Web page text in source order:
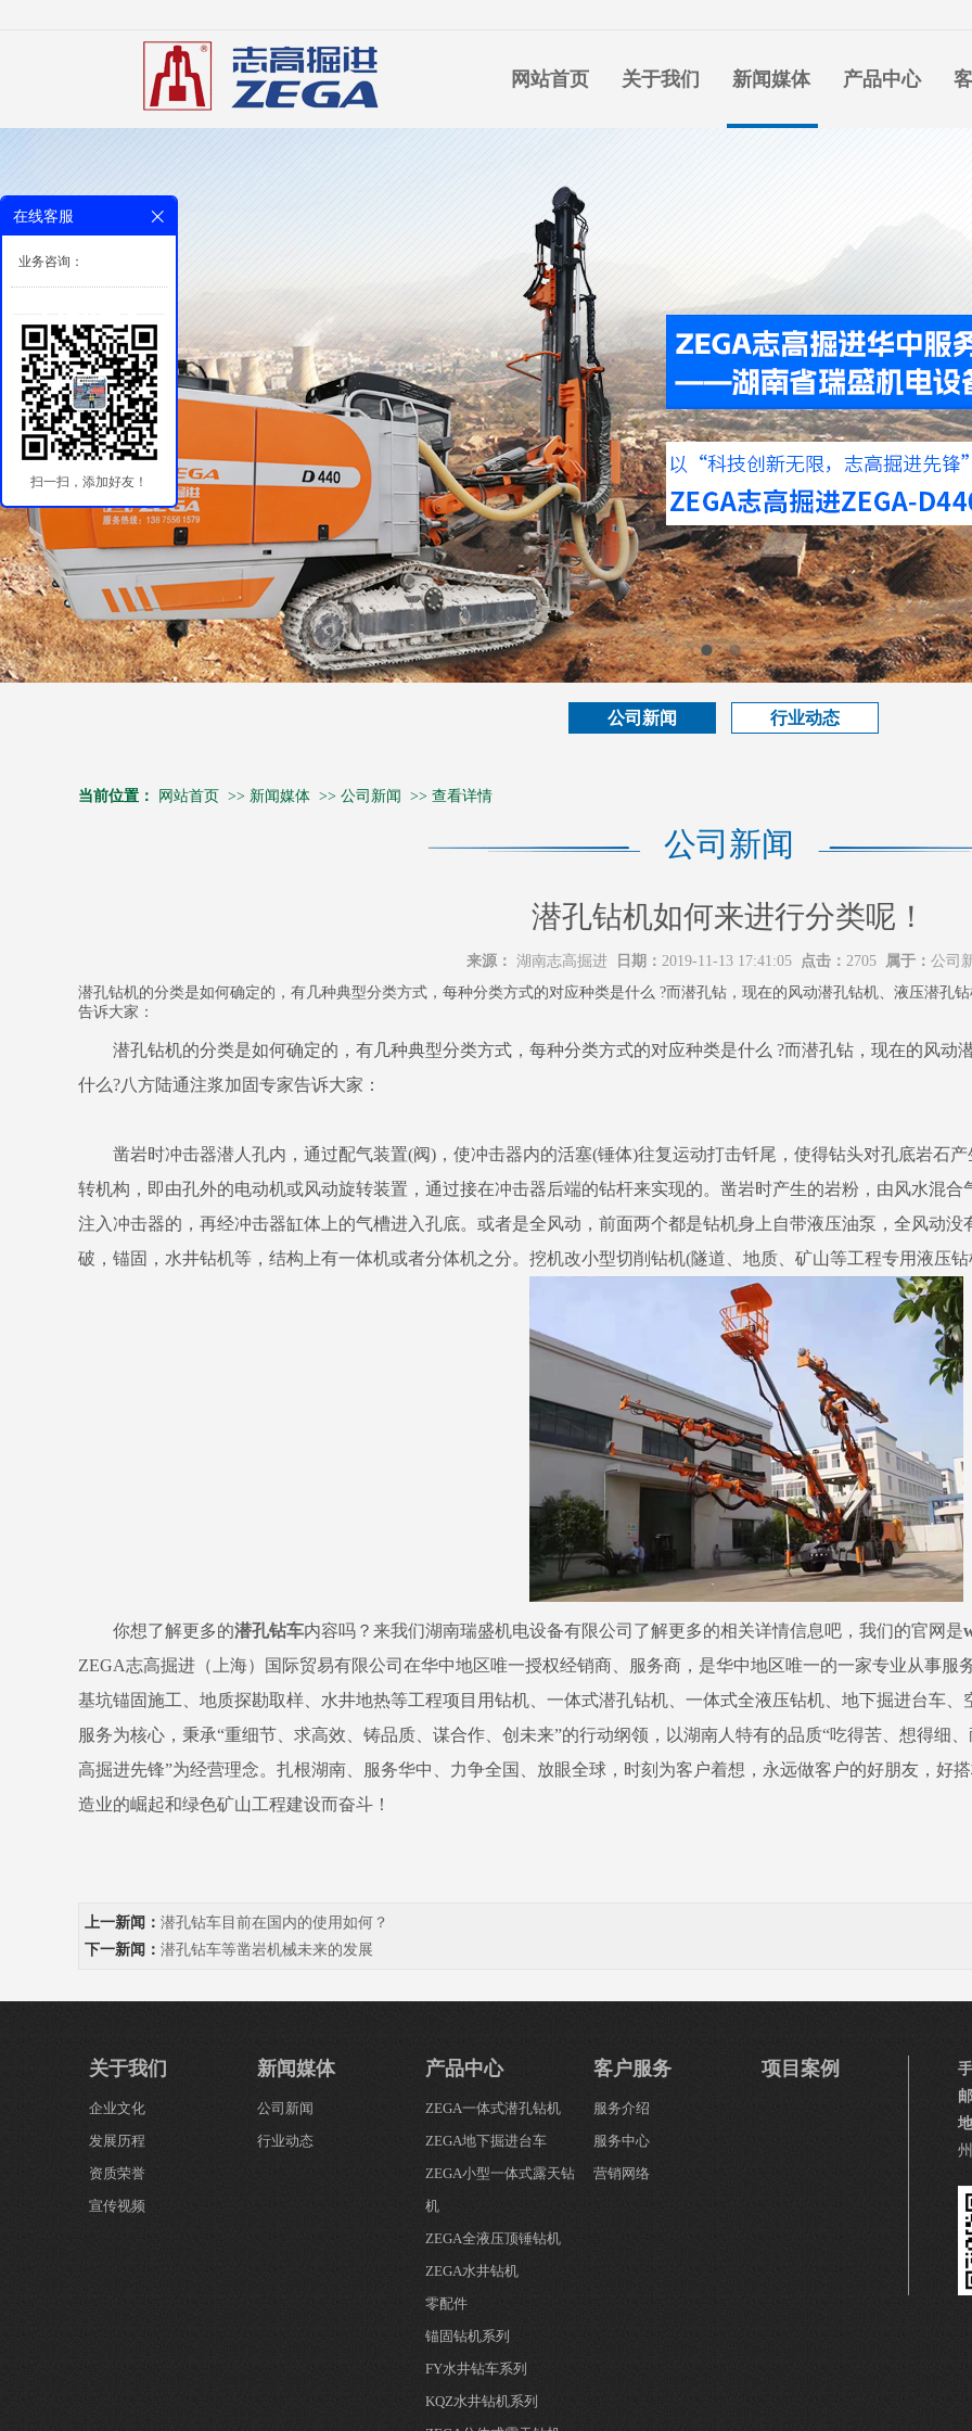
网站首页 关于我们 新闻媒体 产品中心
公司新闻 行业动态
当前位置： 网站首页 >> 新闻媒体 >> 公司新闻 >> 查看详情
公司新闻
潜孔钻机如何来进行分类呢！
来源： 湖南志高掘进 日期： 2019-11-13 17:41:05 点击： 2705 属于： 公司
潜孔钻机的分类是如何确定的，有几种典型分类方式，每种分类方式的对应种类是什么 ?而潜孔钻，现在的风动潜孔钻机、液压潜孔
告诉大家：
潜孔钻机的分类是如何确定的，有几种典型分类方式，每种分类方式的对应种类是什么 ?而潜孔钻，现在的风动
什么?八方陆通注浆加固专家告诉大家：
凿岩时冲击器潜人孔内，通过配气装置(阀)，使冲击器内的活塞(锤体)往复运动打击钎尾，使得钻头对孔底岩石
转机构，即由孔外的电动机或风动旋转装置，通过接在冲击器后端的钻杆来实现的。凿岩时产生的岩粉，由风水混
注入冲击器的，再经冲击器缸体上的气槽进入孔底。或者是全风动，前面两个都是钻机身上自带液压油泵，全风动
破，锚固，水井钻机等，结构上有一体机或者分体机之分。挖机改小型切削钻机(隧道、地质、矿山等工程专用液压
你想了解更多的潜孔钻车内容吗？来我们湖南瑞盛机电设备有限公司了解更多的相关详情信息吧，我们的官网是
ZEGA志高掘进（上海）国际贸易有限公司在华中地区唯一授权经销商、服务商，是华中地区唯一的一家专业从事
基坑锚固施工、地质探勘取样、水井地热等工程项目用钻机、一体式潜孔钻机、一体式全液压钻机、地下掘进台车
服务为核心，秉承“重细节、求高效、铸品质、谋合作、创未来”的行动纲领，以湖南人特有的品质“吃得苦、想得细
高掘进先锋”为经营理念。扎根湖南、服务华中、力争全国、放眼全球，时刻为客户着想，永远做客户的好朋友，好
造业的崛起和绿色矿山工程建设而奋斗！
上一新闻： 潜孔钻车目前在国内的使用如何？
下一新闻： 潜孔钻车等凿岩机械未来的发展
关于我们
企业文化
发展历程
资质荣誉
宣传视频
新闻媒体
公司新闻
行业动态
产品中心
ZEGA一体式潜孔钻机
ZEGA地下掘进台车
ZEGA小型一体式露天钻
机
ZEGA全液压顶锤钻机
ZEGA水井钻机
零配件
锚固钻机系列
FY水井钻车系列
KQZ水井钻机系列
客户服务
服务介绍
服务中心
营销网络
项目案例
在线客服
业务咨询：
扫一扫，添加好友！